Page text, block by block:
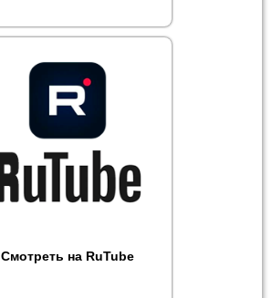
Смотреть на RuTube